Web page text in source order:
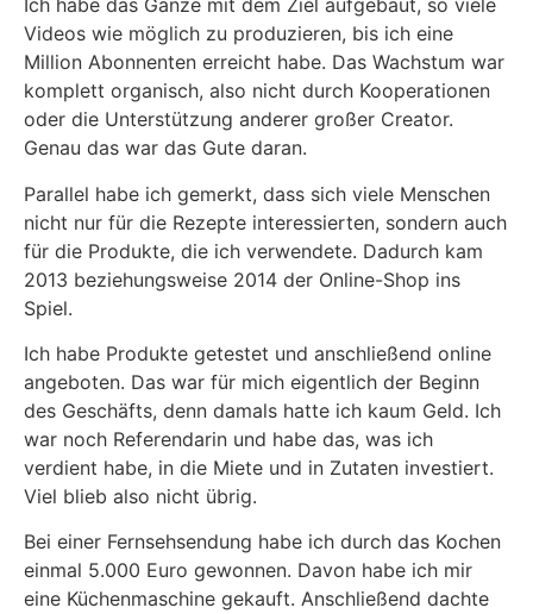
Ich habe das Ganze mit dem Ziel aufgebaut, so viele
Videos wie möglich zu produzieren, bis ich eine
Million Abonnenten erreicht habe. Das Wachstum war
komplett organisch, also nicht durch Kooperationen
oder die Unterstützung anderer großer Creator.
Genau das war das Gute daran.
Parallel habe ich gemerkt, dass sich viele Menschen
nicht nur für die Rezepte interessierten, sondern auch
für die Produkte, die ich verwendete. Dadurch kam
2013 beziehungsweise 2014 der Online-Shop ins
Spiel.
Ich habe Produkte getestet und anschließend online
angeboten. Das war für mich eigentlich der Beginn
des Geschäfts, denn damals hatte ich kaum Geld. Ich
war noch Referendarin und habe das, was ich
verdient habe, in die Miete und in Zutaten investiert.
Viel blieb also nicht übrig.
Bei einer Fernsehsendung habe ich durch das Kochen
einmal 5.000 Euro gewonnen. Davon habe ich mir
eine Küchenmaschine gekauft. Anschließend dachte